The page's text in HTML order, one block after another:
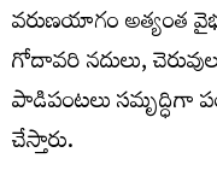
వరుణయాగం అత్యంత
గోదావరి నదులు,
పాడిపంటలు సమృద్ధిగా
చేస్తారు.